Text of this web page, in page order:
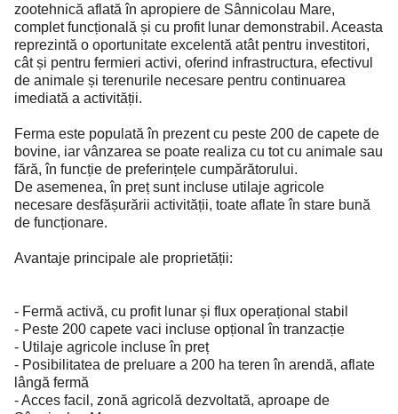
zootehnică aflată în apropiere de Sânnicolau Mare,
complet funcțională și cu profit lunar demonstrabil. Aceasta
reprezintă o oportunitate excelentă atât pentru investitori,
cât și pentru fermieri activi, oferind infrastructura, efectivul
de animale și terenurile necesare pentru continuarea
imediată a activității.
Ferma este populată în prezent cu peste 200 de capete de
bovine, iar vânzarea se poate realiza cu tot cu animale sau
fără, în funcție de preferințele cumpărătorului.
De asemenea, în preț sunt incluse utilaje agricole
necesare desfășurării activității, toate aflate în stare bună
de funcționare.
Avantaje principale ale proprietății:
- Fermă activă, cu profit lunar și flux operațional stabil
- Peste 200 capete vaci incluse opțional în tranzacție
- Utilaje agricole incluse în preț
- Posibilitatea de preluare a 200 ha teren în arendă, aflate
lângă fermă
- Acces facil, zonă agricolă dezvoltată, aproape de